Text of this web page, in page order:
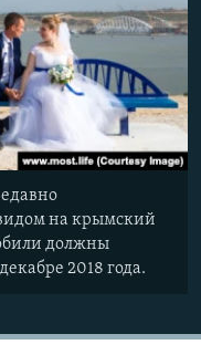
на крымский
должны
2018 года.